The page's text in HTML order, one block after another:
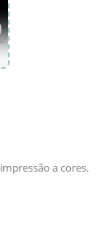
a cores.